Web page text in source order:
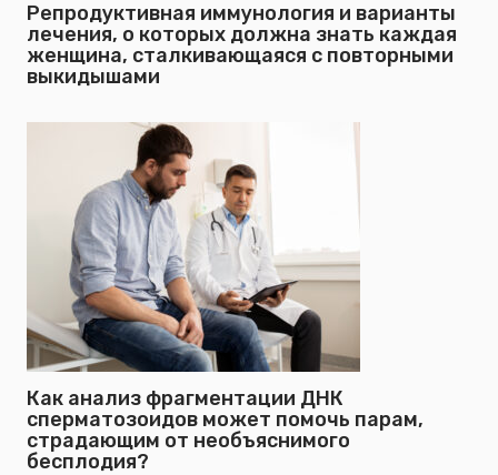
Репродуктивная иммунология и варианты
лечения, о которых должна знать каждая
женщина, сталкивающаяся с повторными
выкидышами
Как анализ фрагментации ДНК
сперматозоидов может помочь парам,
страдающим от необъяснимого
бесплодия?